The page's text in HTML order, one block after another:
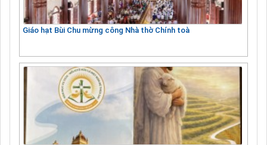
Giáo hạt Bùi Chu mừng công Nhà thờ Chính toà